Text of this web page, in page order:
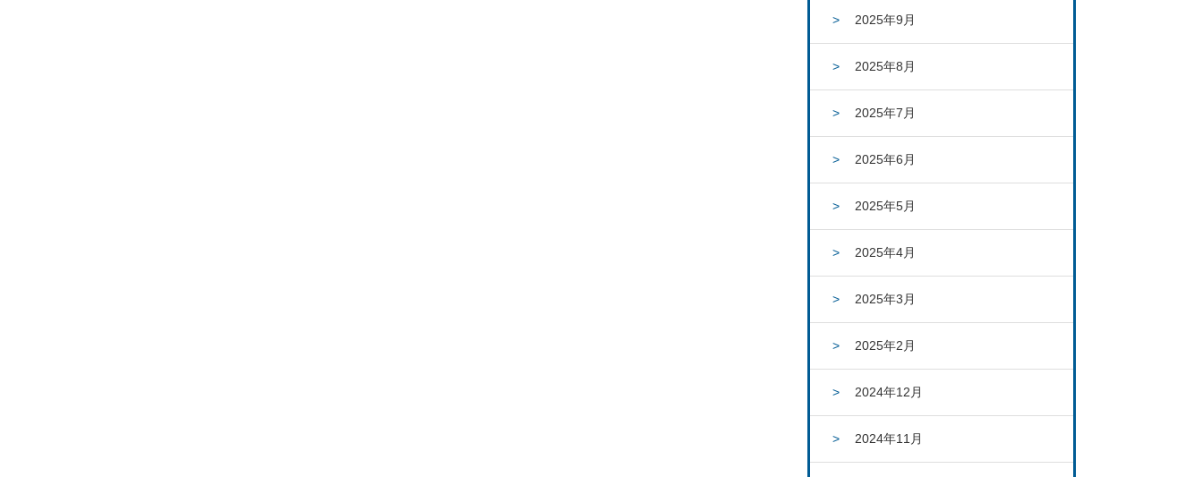
2025年9月
2025年8月
2025年7月
2025年6月
2025年5月
2025年4月
2025年3月
2025年2月
2024年12月
2024年11月